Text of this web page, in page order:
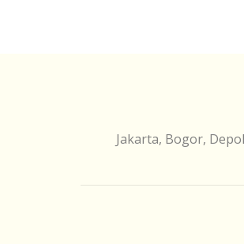
Jakarta, Bogor,